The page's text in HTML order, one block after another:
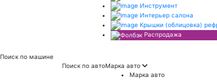
Инструмент
Интерьер салона
Крышки (облицовка)
Распродажа
Поиск по машине
Поиск по автоМарка авто
Марка авто